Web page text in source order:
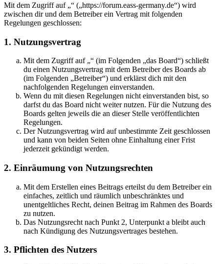
Mit dem Zugriff auf „“ („https://forum.eass-germany.de“) wird
zwischen dir und dem Betreiber ein Vertrag mit folgenden
Regelungen geschlossen:
1. Nutzungsvertrag
Mit dem Zugriff auf „“ (im Folgenden „das Board“) schließt
du einen Nutzungsvertrag mit dem Betreiber des Boards ab
(im Folgenden „Betreiber“) und erklärst dich mit den
nachfolgenden Regelungen einverstanden.
Wenn du mit diesen Regelungen nicht einverstanden bist, so
darfst du das Board nicht weiter nutzen. Für die Nutzung des
Boards gelten jeweils die an dieser Stelle veröffentlichten
Regelungen.
Der Nutzungsvertrag wird auf unbestimmte Zeit geschlossen
und kann von beiden Seiten ohne Einhaltung einer Frist
jederzeit gekündigt werden.
2. Einräumung von Nutzungsrechten
Mit dem Erstellen eines Beitrags erteilst du dem Betreiber ein
einfaches, zeitlich und räumlich unbeschränktes und
unentgeltliches Recht, deinen Beitrag im Rahmen des Boards
zu nutzen.
Das Nutzungsrecht nach Punkt 2, Unterpunkt a bleibt auch
nach Kündigung des Nutzungsvertrages bestehen.
3. Pflichten des Nutzers